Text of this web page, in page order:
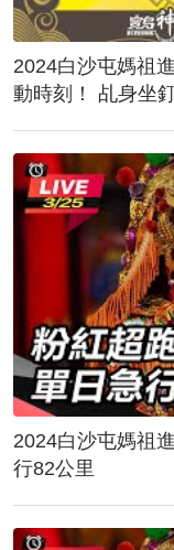
2024白沙屯媽祖
動時刻！ 乩身坐
2024白沙屯媽祖進
行82公里